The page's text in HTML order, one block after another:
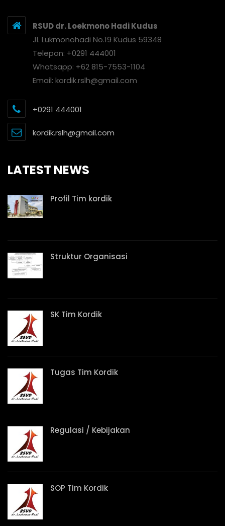
RSUD dr. Loekmono Hadi Kudus
Jl. Lukmonohadi No.19 Kudus 59348
Telepon: +0291 444001
Whatsapp: +62 815-7553-1104
Email: kordik.rslh@gmail.com
+0291 444001
kordik.rslh@gmail.com
LATEST NEWS
Profil Tim kordik
Struktur Organisasi
SK Tim Kordik
Tugas Tim Kordik
Regulasi / Kebijakan
SOP Tim Kordik